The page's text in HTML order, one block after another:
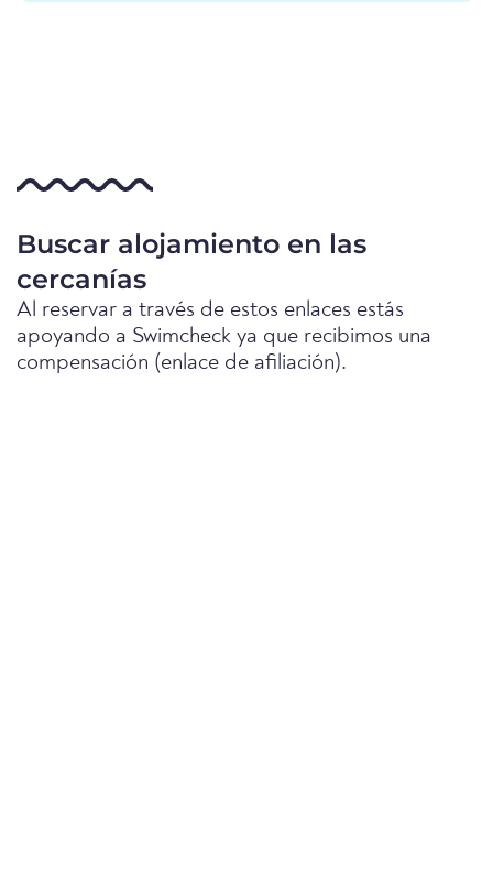
Buscar alojamiento en las
cercanías
Al reservar a través de estos enlaces estás
apoyando a Swimcheck ya que recibimos una
compensación (enlace de afiliación).